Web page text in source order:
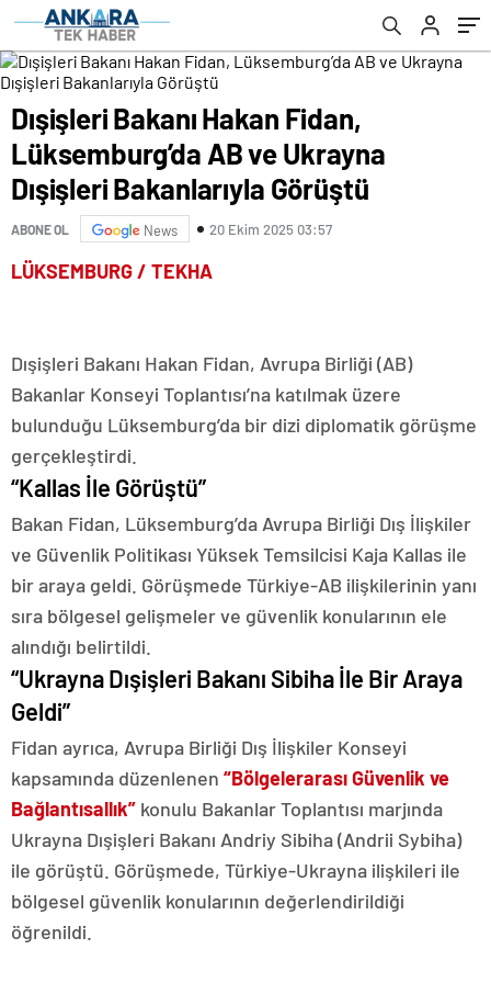
Dışişleri Bakanı Hakan Fidan,
Lüksemburg’da AB ve Ukrayna
Dışişleri Bakanlarıyla Görüştü
ABONE OL News 20 Ekim 2025 03:57
LÜKSEMBURG / TEKHA
Dışişleri Bakanı Hakan Fidan, Avrupa Birliği (AB)
Bakanlar Konseyi Toplantısı’na katılmak üzere
bulunduğu Lüksemburg’da bir dizi diplomatik görüşme
gerçekleştirdi.
“Kallas İle Görüştü”
Bakan Fidan, Lüksemburg’da Avrupa Birliği Dış İlişkiler
ve Güvenlik Politikası Yüksek Temsilcisi Kaja Kallas ile
bir araya geldi. Görüşmede Türkiye-AB ilişkilerinin yanı
sıra bölgesel gelişmeler ve güvenlik konularının ele
alındığı belirtildi.
“Ukrayna Dışişleri Bakanı Sibiha İle Bir Araya
Geldi”
Fidan ayrıca, Avrupa Birliği Dış İlişkiler Konseyi
kapsamında düzenlenen “Bölgelerarası Güvenlik ve
Bağlantısallık” konulu Bakanlar Toplantısı marjında
Ukrayna Dışişleri Bakanı Andriy Sibiha (Andrii Sybiha)
ile görüştü. Görüşmede, Türkiye-Ukrayna ilişkileri ile
bölgesel güvenlik konularının değerlendirildiği
öğrenildi.